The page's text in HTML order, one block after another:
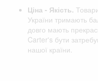
Ціна - Якість.
України тримають
довго мають
Carter's бути
нашої країни.